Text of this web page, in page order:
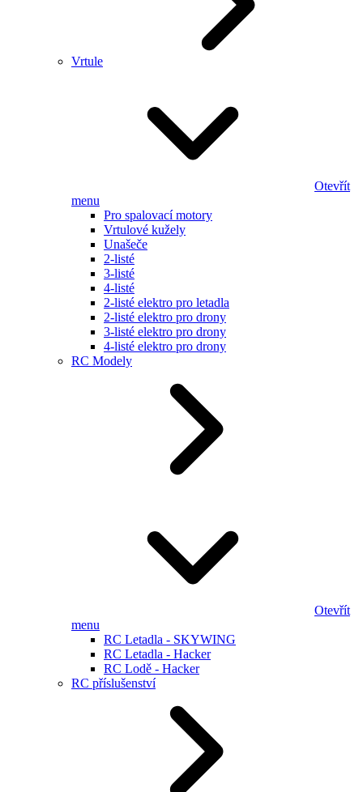
Vrtule
Otevřít
menu
Pro spalovací motory
Vrtulové kužely
Unašeče
2-listé
3-listé
4-listé
2-listé elektro pro letadla
2-listé elektro pro drony
3-listé elektro pro drony
4-listé elektro pro drony
RC Modely
Otevřít
menu
RC Letadla - SKYWING
RC Letadla - Hacker
RC Lodě - Hacker
RC příslušenství